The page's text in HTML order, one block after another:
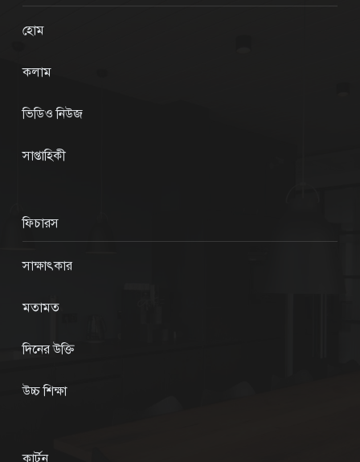
হোম
কলাম
ভিডিও নিউজ
সাপ্তাহিকী
ফিচারস
সাক্ষাৎকার
মতামত
দিনের উক্তি
উচ্চ শিক্ষা